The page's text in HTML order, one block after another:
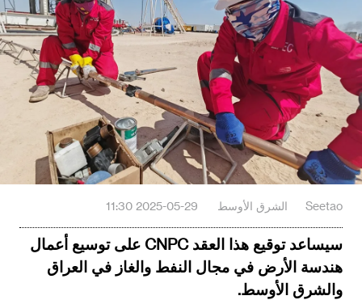
Seetao الشرق الأوسط‎ 2025-05-29 11:30
سيساعد توقيع هذا العقد CNPC على توسيع أعمال
هندسة الأرض في مجال النفط والغاز في العراق
والشرق الأوسط.